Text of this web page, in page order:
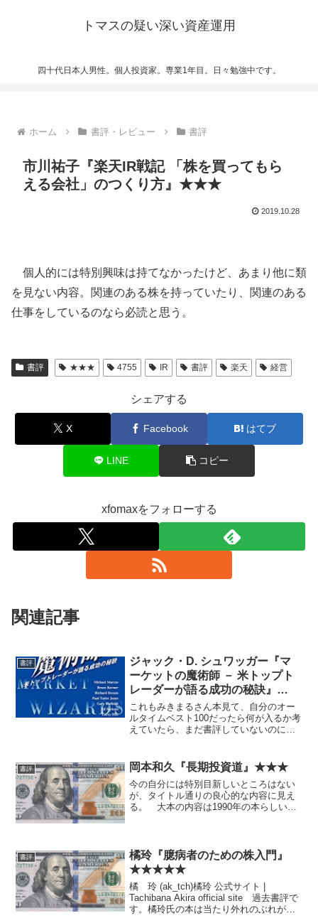
トマスの疑い深い資産運用
四十代日本人男性。個人投資家。専業1年目。日々勉強中です。
ホーム 書評・レビュー 書評
市川祐子『楽天IR戦記 「株を買ってもら
える会社」のつくり方』★★★
2019.10.28
個人的には特別興味は持てなかったけど、あまり他に類
を見ない内容。関連のある株を持っていたり、関連のある
仕事をしているのなら必読と思う。
書評 ★★★ 4755 IR 書評 楽天 経営
シェアする
X Facebook はてブ
LINE コピー
xfomaxをフォローする
関連記事
書評
ジャック・D. シュワッガー『マ
ーケットの魔術師 － 米トップト
レーダーが語る成功の秘訣』
★★★★★
これもみきまるさん本見て、自分のオー
ルタイムベスト100だったら何が入るか考
えていたら、まだ書評していないのに気
書評 岡本和久『長期投資道』★★★
今の自分には特別目新しいところはない
が、タイトル通りの良心的な内容に見え
る。 大本の内容は1990年の本らしい。
書評
橘玲『臆病者のための株入門』
★★★★★
橘 玲 (ak_tch)橘玲 公式サイト |
Tachibana Akira official site 過去書評で
す。橘玲氏の本は当たり外れのぶれが大